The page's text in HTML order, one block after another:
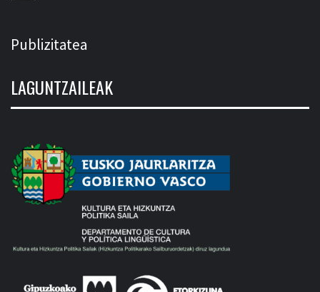
Publizitatea
LAGUNTZAILEAK